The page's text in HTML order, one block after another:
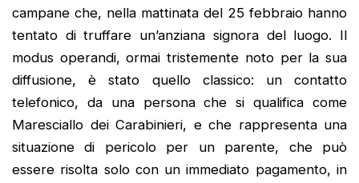
campane che, nella mattinata del 25 febbraio hanno
tentato di truffare un’anziana signora del luogo. Il
modus operandi, ormai tristemente noto per la sua
diffusione, è stato quello classico: un contatto
telefonico, da una persona che si qualifica come
Maresciallo dei Carabinieri, e che rappresenta una
situazione di pericolo per un parente, che può
essere risolta solo con un immediato pagamento, in